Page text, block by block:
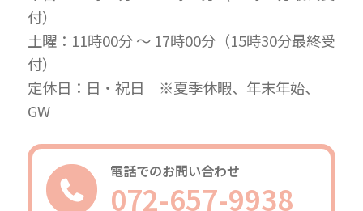
付）
土曜：11時00分 ～ 17時00分（15時30分最終受
付）
定休日：日・祝日 ※夏季休暇、年末年始、
GW
電話でのお問い合わせ
072-657-9938